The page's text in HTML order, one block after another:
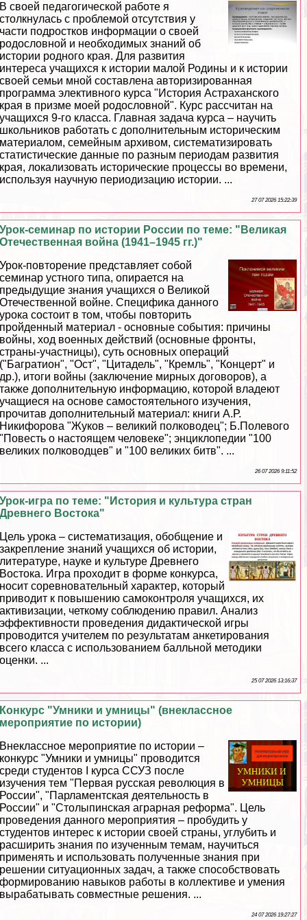
В своей педагогической работе я
столкнулась с проблемой отсутствия у
части подростков информации о своей
родословной и необходимых знаний об
истории родного края. Для развития
интереса учащихся к истории малой Родины и к истории
своей семьи мной составлена авторизированная
программа элективного курса "История Астpaxaнского
края в призме моей родословной". Курс рассчитан на
учащихся 9-го класса. Главная задача курса – научить
школьников работать с дополнительным историческим
материалом, семейным архивом, систематизировать
статистические данные по разным периодам развития
края, локализовать исторические процессы во времени,
используя научную периодизацию истории. ...
27 07 2026 15:22:39
Урок-семинар по истории России по теме: "Великая
Отечественная война (1941–1945 гг.)"
Урок-повторение представляет собой
семинар устного типа, опирается на
предыдущие знания учащихся о Великой
Отечественной войне. Специфика данного
урока состоит в том, чтобы повторить
пройденный материал - основные события: причины
войны, ход военных действий (основные фронты,
страны-участницы), суть основных операций
("Багратион", "Ост", "Цитадель", "Кремль", "Концерт" и
др.), итоги войны (заключение мирных договоров), а
также дополнительную информацию, которой владеют
учащиеся на основе самостоятельного изучения,
прочитав дополнительный материал: книги А.Р.
Никифорова "Жуков – великий полководец"; Б.Полевого
"Повесть о настоящем человеке"; энциклопедии "100
великих полководцев" и "100 великих битв". ...
26 07 2026 9:11:52
Урок-игра по теме: "История и культура стран
Древнего Востока"
Цель урока – систематизация, обобщение и
закрепление знаний учащихся об истории,
литературе, науке и культуре Древнего
Востока. Игра проходит в форме конкурса,
носит соревновательный хаpaктер, который
приводит к повышению самоконтроля учащихся, их
активизации, четкому соблюдению правил. Анализ
эффективности проведения дидактической игры
проводится учителем по результатам анкетирования
всего класса с использованием балльной методики
оценки. ...
25 07 2026 13:16:37
Конкурс "Умники и умницы" (внеклассное
мероприятие по истории)
Внеклассное мероприятие по истории –
конкурс "Умники и умницы" проводится
среди студентов I курса ССУЗ после
изучения тем "Первая русская революция в
России", "Парламентская деятельность в
России" и "Столыпинская аграрная реформа". Цель
проведения данного мероприятия – пробудить у
студентов интерес к истории своей страны, углубить и
расширить знания по изученным темам, научиться
применять и использовать полученные знания при
решении ситуационных задач, а также способствовать
формированию навыков работы в коллективе и умения
выpaбатывать совместные решения. ...
24 07 2026 19:27:27